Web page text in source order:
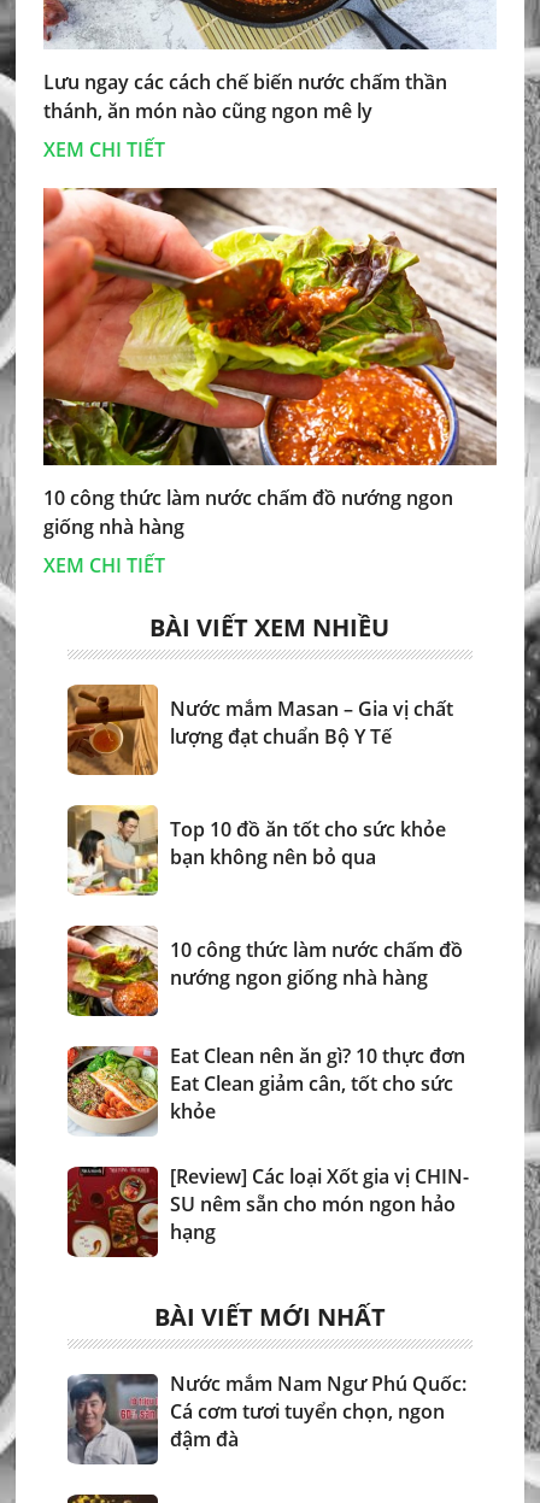
Lưu ngay các cách chế biến nước chấm thần
thánh, ăn món nào cũng ngon mê ly
XEM CHI TIẾT
10 công thức làm nước chấm đồ nướng ngon
giống nhà hàng
XEM CHI TIẾT
BÀI VIẾT XEM NHIỀU
Nước mắm Masan – Gia vị chất
lượng đạt chuẩn Bộ Y Tế
Top 10 đồ ăn tốt cho sức khỏe
bạn không nên bỏ qua
10 công thức làm nước chấm đồ
nướng ngon giống nhà hàng
Eat Clean nên ăn gì? 10 thực đơn
Eat Clean giảm cân, tốt cho sức
khỏe
[Review] Các loại Xốt gia vị CHIN-
SU nêm sẵn cho món ngon hảo
hạng
BÀI VIẾT MỚI NHẤT
Nước mắm Nam Ngư Phú Quốc:
Cá cơm tươi tuyển chọn, ngon
đậm đà